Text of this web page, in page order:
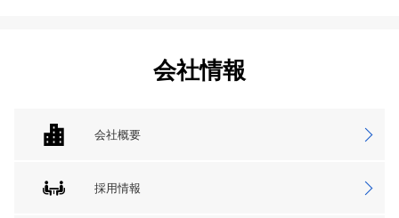
会社情報
会社概要
採用情報